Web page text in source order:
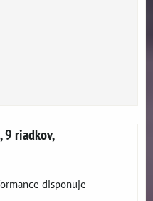
9 riadkov,
disponuje